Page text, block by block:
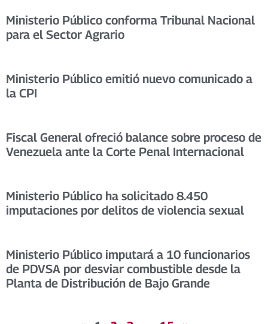
Ministerio Público conforma Tribunal Nacional
para el Sector Agrario
Ministerio Público emitió nuevo comunicado a
la CPI
Fiscal General ofreció balance sobre proceso de
Venezuela ante la Corte Penal Internacional
Ministerio Público ha solicitado 8.450
imputaciones por delitos de violencia sexual
Ministerio Público imputará a 10 funcionarios
de PDVSA por desviar combustible desde la
Planta de Distribución de Bajo Grande